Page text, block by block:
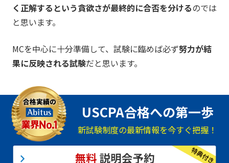
く正解するという貪欲さが最終的に合否を分けるのでは
と思います。
MCを中心に十分準備して、試験に臨めば必ず努力が結
果に反映される試験だと思います。
USCPA合格への第一歩
新試験制度の最新情報を今すぐ把握！